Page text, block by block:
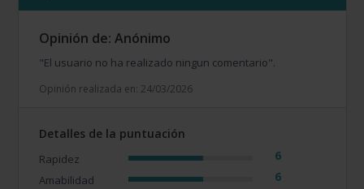
Opinión de: Anónimo
"El usuario no ha realizado ningun comentario".
Opinión realizada en: 24/03/2026
Detalles de la puntuación
Rapidez 6
Amabilidad 6